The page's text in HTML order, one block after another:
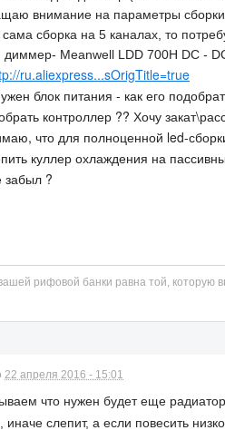
внимание на параметры
сама сборка на 5 каналах, то
диммер- Meanwell LDD 700H DC -
ru.aliexpress...sOrigTitle=true
блок питания - как его
контроллер ?? Хочу
что для полноценной led-
куллер охлаждения на
забыл ?
рифовой банки равна той, которую
22 апреля 2016 - 15:01
что нужен будет еще
иначе слепит, а если повесить